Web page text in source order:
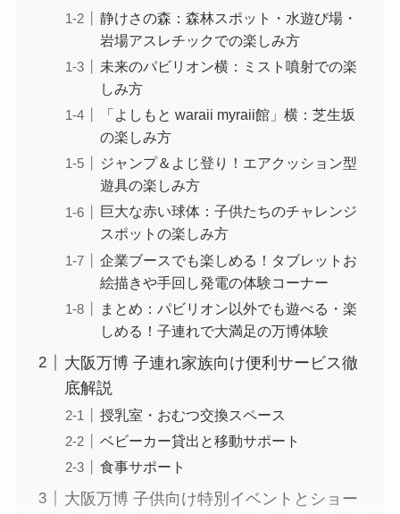
静けさの森：森林スポット・水遊び場・
岩場アスレチックでの楽しみ方
未来のパビリオン横：ミスト噴射での楽
しみ方
「よしもと waraii myraii館」横：芝生坂
の楽しみ方
ジャンプ＆よじ登り！エアクッション型
遊具の楽しみ方
巨大な赤い球体：子供たちのチャレンジ
スポットの楽しみ方
企業ブースでも楽しめる！タブレットお
絵描きや手回し発電の体験コーナー
まとめ：パビリオン以外でも遊べる・楽
しめる！子連れで大満足の万博体験
大阪万博 子連れ家族向け便利サービス徹
底解説
授乳室・おむつ交換スペース
ベビーカー貸出と移動サポート
食事サポート
大阪万博 子供向け特別イベントとショー